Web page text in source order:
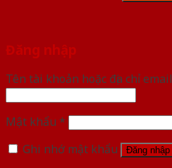
Đăng nhập
Tên tài khoản hoặc địa chỉ email
Mật khẩu *
Ghi nhớ mật khẩu
Đăng nhập